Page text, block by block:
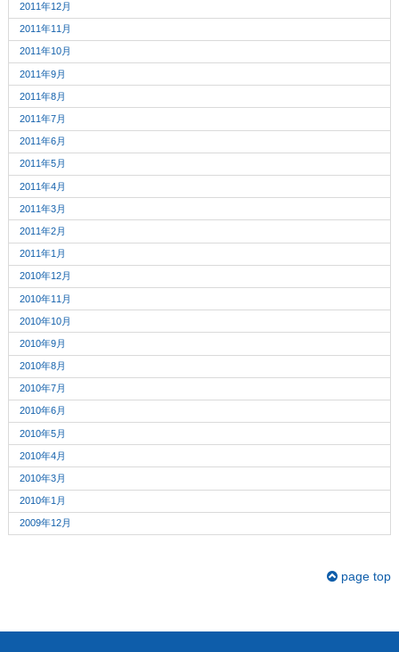
2011年12月
2011年11月
2011年10月
2011年9月
2011年8月
2011年7月
2011年6月
2011年5月
2011年4月
2011年3月
2011年2月
2011年1月
2010年12月
2010年11月
2010年10月
2010年9月
2010年8月
2010年7月
2010年6月
2010年5月
2010年4月
2010年3月
2010年1月
2009年12月
page top